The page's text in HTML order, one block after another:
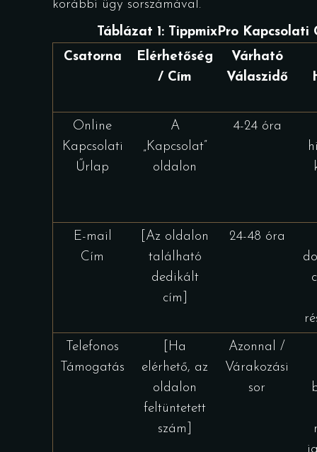
korábbi ügy sorszámával.
Táblázat 1: TippmixPro Kapcsolati
Csatorna
Elérhetőség
/ Cím
Várható
Válaszidő
Online
Kapcsolati
Űrlap
A
„Kapcsolat”
oldalon
4-24 óra
E-mail
Cím
[Az oldalon
található
dedikált
cím]
24-48 óra
Telefonos
Támogatás
[Ha
elérhető, az
oldalon
feltüntetett
szám]
Azonnal /
Várakozási
sor